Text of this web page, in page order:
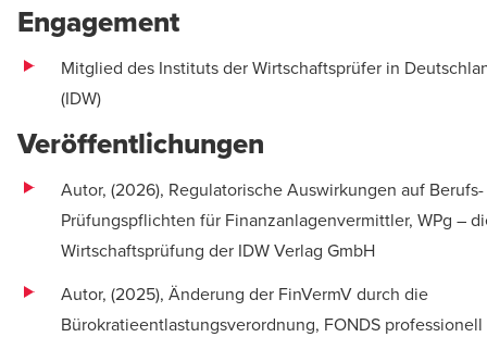
Engagement
Mitglied des Instituts der Wirtschaftsprüfer in
(IDW)
Veröffentlichungen
Autor, (2026), Regulatorische Auswirkungen auf
Prüfungspflichten für Finanzanlagenvermittler, WPg –
Wirtschaftsprüfung der IDW Verlag GmbH
Autor, (2025), Änderung der FinVermV durch die
Bürokratieentlastungsverordnung, FONDS professionell